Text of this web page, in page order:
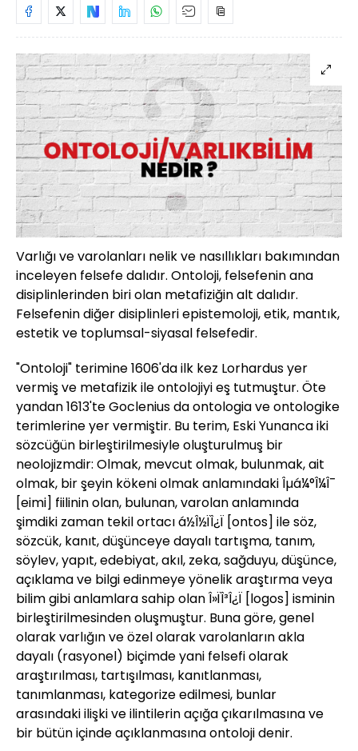
Varlığı ve varolanları nelik ve nasıllıkları bakımından
inceleyen felsefe dalıdır. Ontoloji, felsefenin ana
disiplinlerinden biri olan metafiziğin alt dalıdır.
Felsefenin diğer disiplinleri epistemoloji, etik, mantık,
estetik ve toplumsal-siyasal felsefedir.
"Ontoloji" terimine 1606'da ilk kez Lorhardus yer
vermiş ve metafizik ile ontolojiyi eş tutmuştur. Öte
yandan 1613'te Goclenius da ontologia ve ontologike
terimlerine yer vermiştir. Bu terim, Eski Yunanca iki
sözcüğün birleştirilmesiyle oluşturulmuş bir
neolojizmdir: Olmak, mevcut olmak, bulunmak, ait
olmak, bir şeyin kökeni olmak anlamındaki Îµá¼°Î¼Î¯
[eimi] fiilinin olan, bulunan, varolan anlamında
şimdiki zaman tekil ortacı á½Î½ÏÎ¿Ï [ontos] ile söz,
sözcük, kanıt, düşünceye dayalı tartışma, tanım,
söylev, yapıt, edebiyat, akıl, zeka, sağduyu, düşünce,
açıklama ve bilgi edinmeye yönelik araştırma veya
bilim gibi anlamlara sahip olan Î»ÏÎ³Î¿Ï [logos] isminin
birleştirilmesinden oluşmuştur. Buna göre, genel
olarak varlığın ve özel olarak varolanların akla
dayalı (rasyonel) biçimde yani felsefi olarak
araştırılması, tartışılması, kanıtlanması,
tanımlanması, kategorize edilmesi, bunlar
arasındaki ilişki ve ilintilerin açığa çıkarılmasına ve
bir bütün içinde açıklanmasına ontoloji denir.